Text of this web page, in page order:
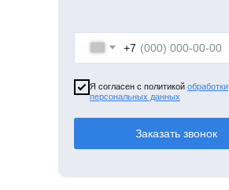
+7
Я согласен с политикой обработки
персональных данных
Заказать звонок